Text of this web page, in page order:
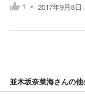
1 2017年9月8日
並木坂奈菜海さんの